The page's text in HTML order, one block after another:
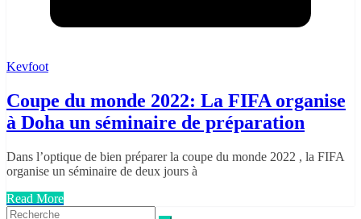
Kevfoot
Coupe du monde 2022: La FIFA organise
à Doha un séminaire de préparation
Dans l’optique de bien préparer la coupe du monde 2022 , la FIFA
organise un séminaire de deux jours à
Read More